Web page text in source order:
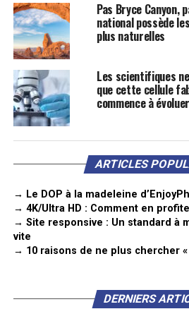
Pas Bryce Canyon,
national possède
plus naturelles
Les scientifiques
que cette cellule
commence à
ARTICLES
→ Le DOP à la madeleine
→ 4K/Ultra HD : Comment en
→ Site responsive : Un standard à
vite
→ 10 raisons de ne plus chercher
DERNIERS